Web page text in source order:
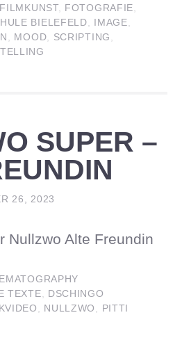
FILMKUNST, FOTOGRAFIE
BIELEFELD IMAGE
MOOD SCRIPTING
SUPER –
26, 2023
Nullzwo Alte Freundin
TEXTE
DSCHINGO
NULLZWO
PITTI